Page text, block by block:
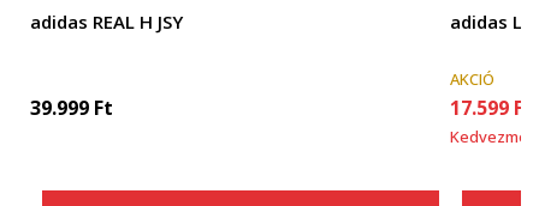
adidas REAL H JSY
39.999 Ft
adidas
AKCIÓ
17.599 Ft